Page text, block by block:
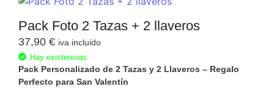
Pack Foto 2 Tazas + 2 llaveros
37,90 € iva incluido
Hay existencias
Pack Personalizado de 2 Tazas y 2 Llaveros – Regalo
Perfecto para San Valentín